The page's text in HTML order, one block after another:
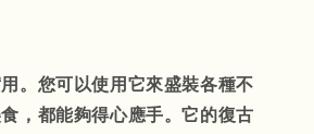
。您可以使用它來盛裝各種不
，都能夠得心應手。它的復古